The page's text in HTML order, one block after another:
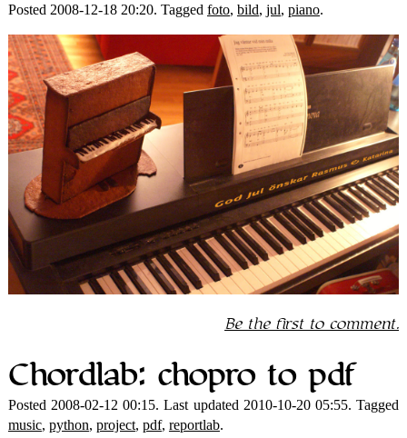
Posted 2008-12-18 20:20. Tagged foto, bild, jul, piano.
Be the first to comment.
Chordlab: chopro to pdf
Posted 2008-02-12 00:15. Last updated 2010-10-20 05:55. Tagged
music, python, project, pdf, reportlab.